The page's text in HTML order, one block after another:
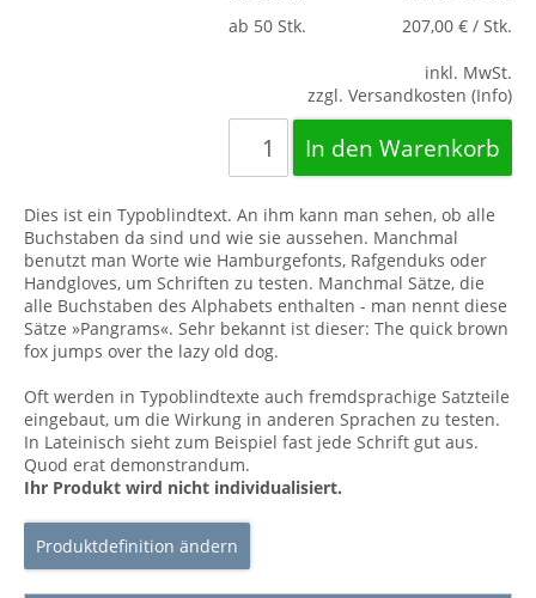
ab 50 Stk.
207,00 € / Stk.
inkl. MwSt.
zzgl. Versandkosten (Info)
Dies ist ein Typoblindtext. An ihm kann man sehen, ob alle
Buchstaben da sind und wie sie aussehen. Manchmal
benutzt man Worte wie Hamburgefonts, Rafgenduks oder
Handgloves, um Schriften zu testen. Manchmal Sätze, die
alle Buchstaben des Alphabets enthalten - man nennt diese
Sätze »Pangrams«. Sehr bekannt ist dieser: The quick brown
fox jumps over the lazy old dog.
Oft werden in Typoblindtexte auch fremdsprachige Satzteile
eingebaut, um die Wirkung in anderen Sprachen zu testen.
In Lateinisch sieht zum Beispiel fast jede Schrift gut aus.
Quod erat demonstrandum.
Ihr Produkt wird nicht individualisiert.
Produktdefinition ändern